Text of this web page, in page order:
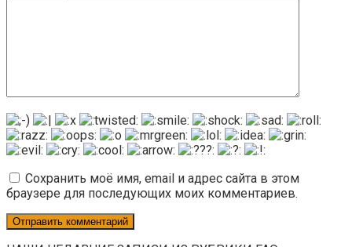
Сохранить моё имя, email и адрес сайта в этом
браузере для последующих моих комментариев.